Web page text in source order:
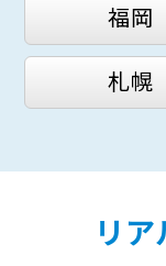
福岡
札幌
リ